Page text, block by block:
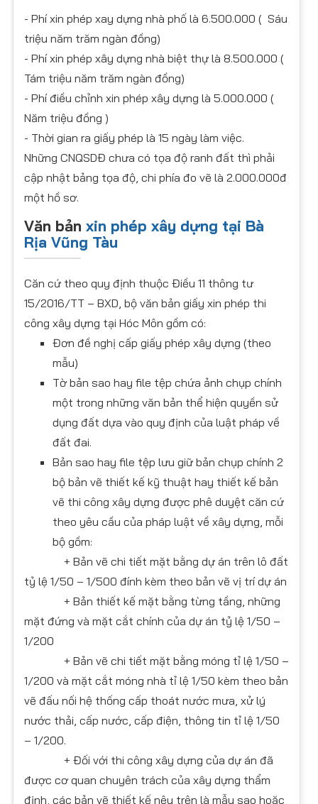
- Phí xin phép xay dựng nhà phố là 6.500.000 ( Sáu
triệu năm trăm ngàn đồng)
- Phí xin phép xây dựng nhà biệt thự là 8.500.000 (
Tám triệu năm trăm ngàn đồng)
- Phí điều chỉnh xin phép xây dựng là 5.000.000 (
Năm triệu đồng )
- Thời gian ra giấy phép là 15 ngày làm việc.
Những CNQSDĐ chưa có tọa độ ranh đất thì phải
cập nhật bảng tọa độ, chi phía đo vẽ là 2.000.000đ
một hồ sơ.
Văn bản xin phép xây dựng tại Bà
Rịa Vũng Tàu
Căn cứ theo quy định thuộc Điều 11 thông tư
15/2016/TT – BXD, bộ văn bản giấy xin phép thi
công xây dựng tại Hóc Môn gồm có:
Đơn đề nghị cấp giấy phép xây dựng (theo
mẫu)
Tờ bản sao hay file tệp chứa ảnh chụp chính
một trong những văn bản thể hiện quyền sử
dụng đất dựa vào quy định của luật pháp về
đất đai.
Bản sao hay file tệp lưu giữ bản chụp chính 2
bộ bản vẽ thiết kế kỹ thuật hay thiết kế bản
vẽ thi công xây dựng được phê duyệt căn cứ
theo yêu cầu của pháp luật về xây dựng, mỗi
bộ gồm:
+ Bản vẽ chi tiết mặt bằng dự án trên lô đất
tỷ lệ 1/50 – 1/500 đính kèm theo bản vẽ vị trí dự án
+ Bản thiết kế mặt bằng từng tầng, những
mặt đứng và mặt cắt chính của dự án tỷ lệ 1/50 –
1/200
+ Bản vẽ chi tiết mặt bằng móng tỉ lệ 1/50 –
1/200 và mặt cắt móng nhà tỉ lệ 1/50 kèm theo bản
vẽ đấu nối hệ thống cấp thoát nước mưa, xử lý
nước thải, cấp nước, cấp điện, thông tin tỉ lệ 1/50
– 1/200.
+ Đối với thi công xây dựng của dự án đã
được cơ quan chuyên trách của xây dựng thẩm
định, các bản vẽ thiết kế nêu trên là mẫu sao hoặc